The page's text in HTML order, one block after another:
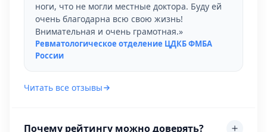
ноги, что не могли местные доктора. Буду ей
очень благодарна всю свою жизнь!
Внимательная и очень грамотная.»
Ревматологическое отделение ЦДКБ ФМБА
России
Читать все отзывы
Почему рейтингу можно доверять?